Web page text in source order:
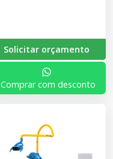
Solicitar orçamento
Comprar com desconto